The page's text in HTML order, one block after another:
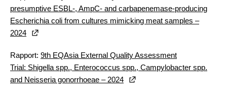
presumptive ESBL-, AmpC- and carbapenemase-producing
Escherichia coli from cultures mimicking meat samples –
2024
Rapport: 9th EQAsia External Quality Assessment
Trial: Shigella spp., Enterococcus spp., Campylobacter spp.
and Neisseria gonorrhoeae – 2024